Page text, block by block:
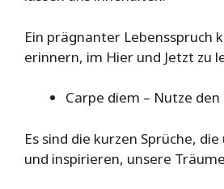
Ein prägnanter Lebensspruch
erinnern, im Hier und Jetzt zu
Carpe diem – Nutze den
Es sind die kurzen Sprüche,
und inspirieren, unsere